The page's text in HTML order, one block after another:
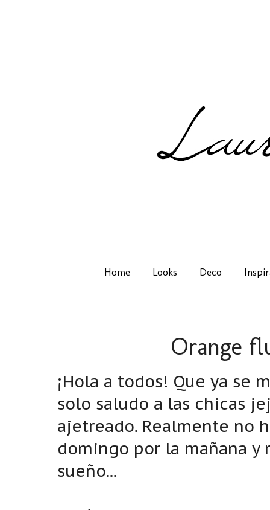
Home Looks Deco
Orange
¡Hola a todos! Que ya se
solo saludo a las chicas
ajetreado. Realmente no
domingo por la mañana
sueño...